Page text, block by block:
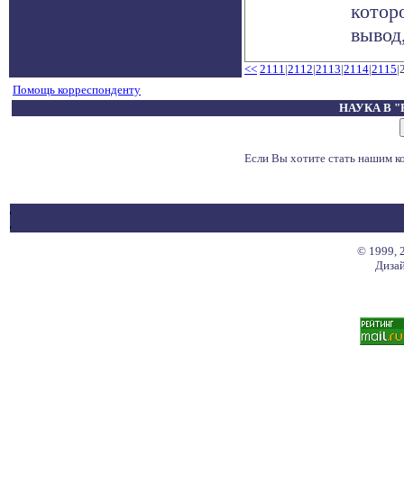
<< 2111|2112|2113|2114|2115
Помощь корреспонденту
НАУКА В
Если Вы хотите стать нашим
© 1999,